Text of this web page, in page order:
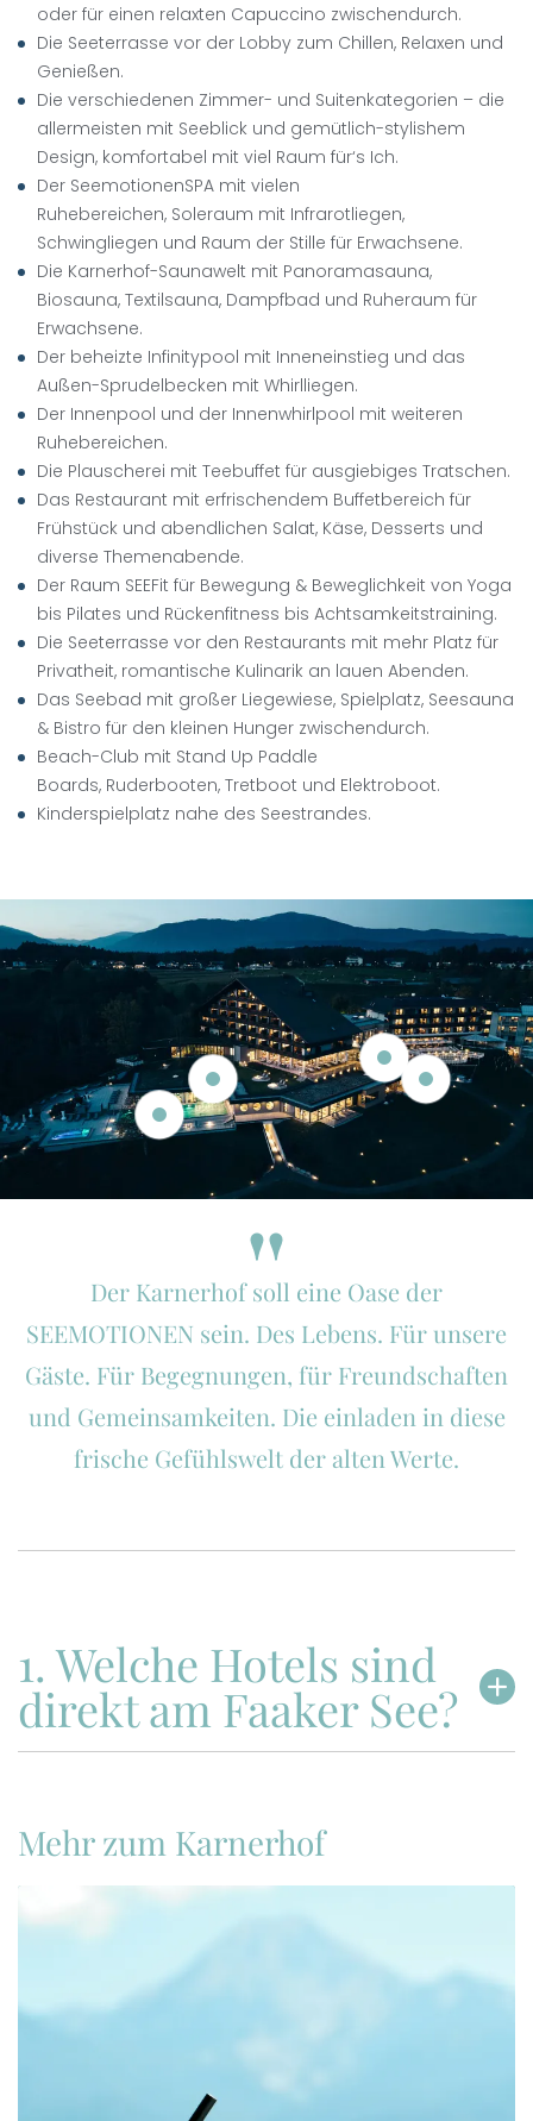
oder für einen relaxten Capuccino zwischendurch.
Die Seeterrasse vor der Lobby zum Chillen, Relaxen und
Genießen.
Die verschiedenen Zimmer- und Suitenkategorien – die
allermeisten mit Seeblick und gemütlich-stylishem
Design, komfortabel mit viel Raum für‘s Ich.
Der SeemotionenSPA mit vielen
Ruhebereichen, Soleraum mit Infrarotliegen,
Schwingliegen und Raum der Stille für Erwachsene.
Die Karnerhof-Saunawelt mit Panoramasauna,
Biosauna, Textilsauna, Dampfbad und Ruheraum für
Erwachsene.
Der beheizte Infinitypool mit Inneneinstieg und das
Außen-Sprudelbecken mit Whirlliegen.
Der Innenpool und der Innenwhirlpool mit weiteren
Ruhebereichen.
Die Plauscherei mit Teebuffet für ausgiebiges Tratschen.
Das Restaurant mit erfrischendem Buffetbereich für
Frühstück und abendlichen Salat, Käse, Desserts und
diverse Themenabende.
Der Raum SEEFit für Bewegung & Beweglichkeit von Yoga
bis Pilates und Rückenfitness bis Achtsamkeitstraining.
Die Seeterrasse vor den Restaurants mit mehr Platz für
Privatheit, romantische Kulinarik an lauen Abenden.
Das Seebad mit großer Liegewiese, Spielplatz, Seesauna
& Bistro für den kleinen Hunger zwischendurch.
Beach-Club mit Stand Up Paddle
Boards, Ruderbooten, Tretboot und Elektroboot.
Kinderspielplatz nahe des Seestrandes.
Der Karnerhof soll eine Oase der
SEEMOTIONEN sein. Des Lebens. Für unsere
Gäste. Für Begegnungen, für Freundschaften
und Gemeinsamkeiten. Die einladen in diese
frische Gefühlswelt der alten Werte.
1. Welche Hotels sind
direkt am Faaker See?
Mehr zum Karnerhof